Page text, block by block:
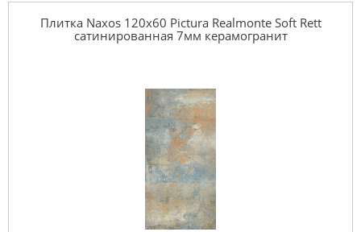
Плитка Naxos 120x60 Pictura Realmonte Soft Rett
сатинированная 7мм керамогранит